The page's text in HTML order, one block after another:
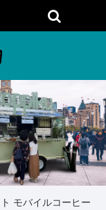
モバイルコーヒー